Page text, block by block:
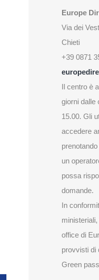
Europe
Via dei
Chieti
+39 0871
Il centro è
giorni dalle
15.00. Gli
accedere
un
possa
domande.
In
office di
provvisti di
Green